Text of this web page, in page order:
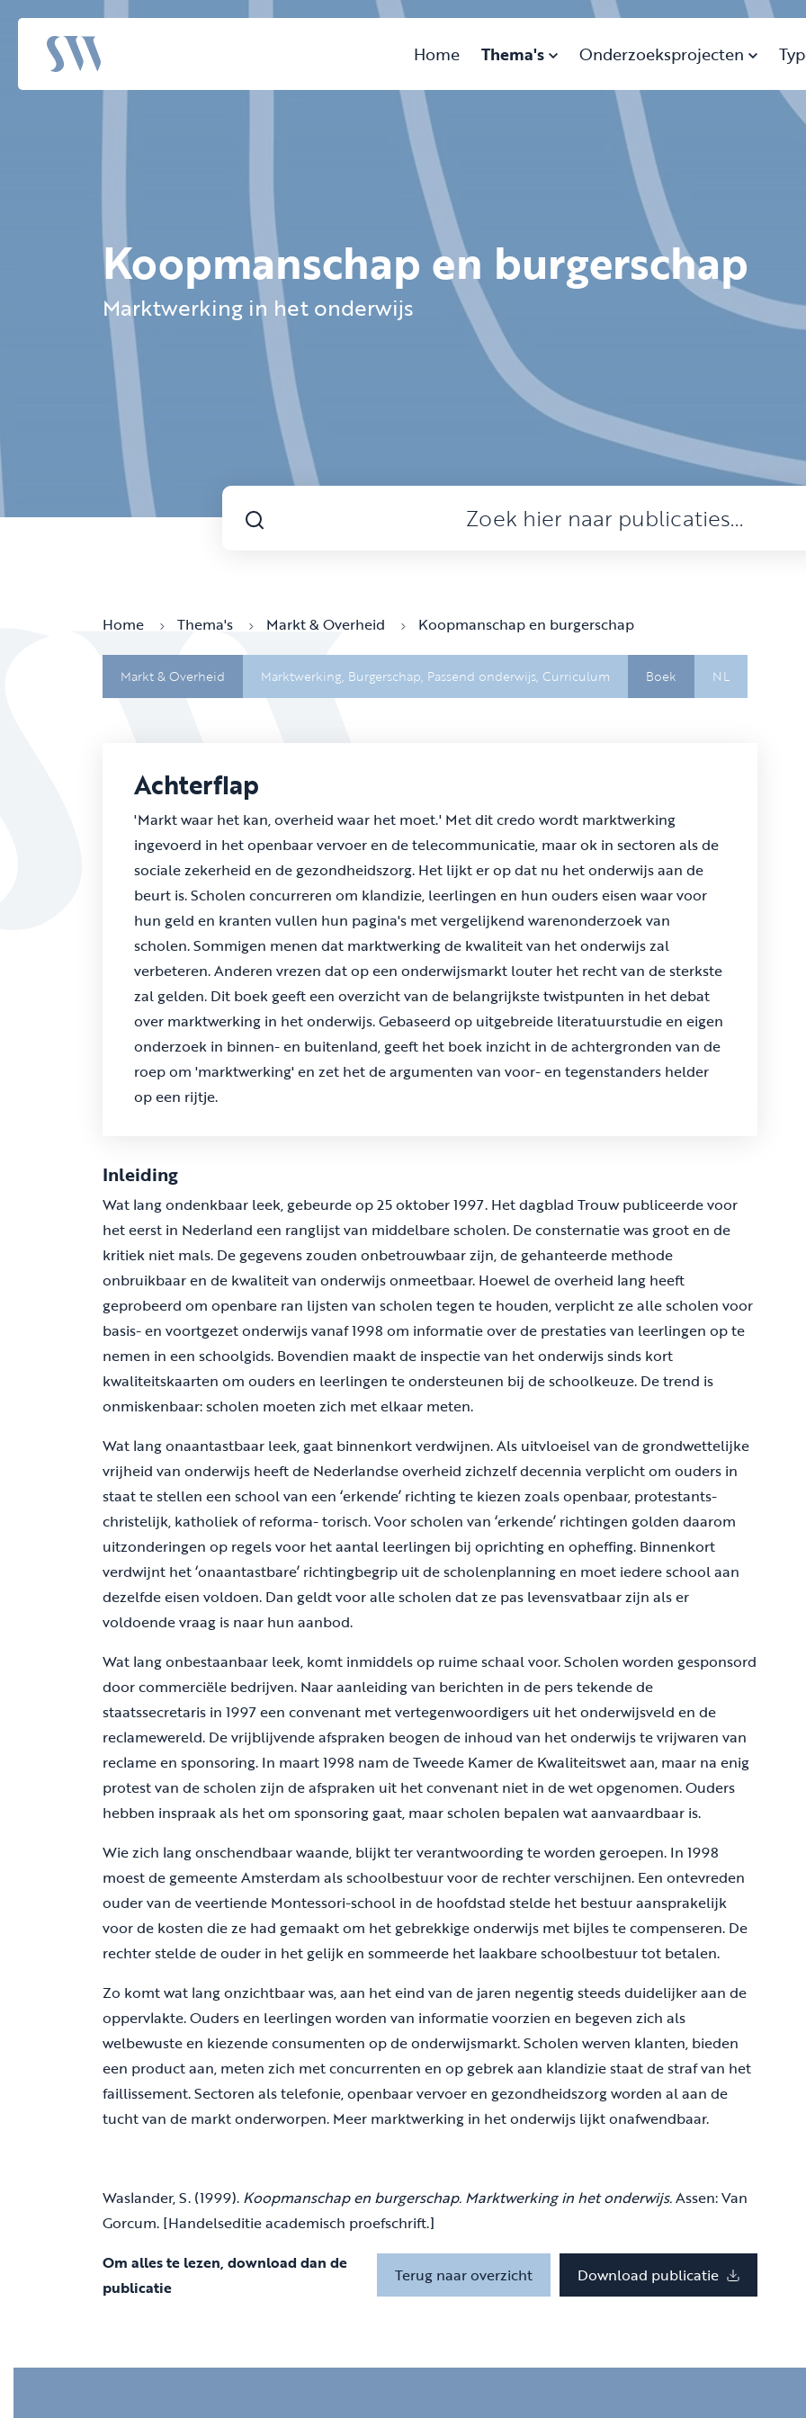
Home Thema's Onderzoeksprojecten
Koopmanschap en burgerschap
Marktwerking in het onderwijs
Home Thema's Markt & Overheid Koopmanschap en burgerschap
Markt & Overheid Marktwerking, Burgerschap, Passend onderwijs, Curriculum Boek NL
Achterflap
'Markt waar het kan, overheid waar het moet.' Met dit credo wordt marktwerking
ingevoerd in het openbaar vervoer en de telecommunicatie, maar ok in sectoren als de
sociale zekerheid en de gezondheidszorg. Het lijkt er op dat nu het onderwijs aan de
beurt is. Scholen concurreren om klandizie, leerlingen en hun ouders eisen waar voor
hun geld en kranten vullen hun pagina's met vergelijkend warenonderzoek van
scholen. Sommigen menen dat marktwerking de kwaliteit van het onderwijs zal
verbeteren. Anderen vrezen dat op een onderwijsmarkt louter het recht van de sterkste
zal gelden. Dit boek geeft een overzicht van de belangrijkste twistpunten in het debat
over marktwerking in het onderwijs. Gebaseerd op uitgebreide literatuurstudie en eigen
onderzoek in binnen- en buitenland, geeft het boek inzicht in de achtergronden van de
roep om 'marktwerking' en zet het de argumenten van voor- en tegenstanders helder
op een rijtje.
Inleiding
Wat lang ondenkbaar leek, gebeurde op 25 oktober 1997. Het dagblad Trouw publiceerde voor
het eerst in Nederland een ranglijst van middelbare scholen. De consternatie was groot en de
kritiek niet mals. De gegevens zouden onbetrouwbaar zijn, de gehanteerde methode
onbruikbaar en de kwaliteit van onderwijs onmeetbaar. Hoewel de overheid lang heeft
geprobeerd om openbare ran lijsten van scholen tegen te houden, verplicht ze alle scholen voor
basis- en voortgezet onderwijs vanaf 1998 om informatie over de prestaties van leerlingen op te
nemen in een schoolgids. Bovendien maakt de inspectie van het onderwijs sinds kort
kwaliteitskaarten om ouders en leerlingen te ondersteunen bij de schoolkeuze. De trend is
onmiskenbaar: scholen moeten zich met elkaar meten.
Wat lang onaantastbaar leek, gaat binnenkort verdwijnen. Als uitvloeisel van de grondwettelijke
vrijheid van onderwijs heeft de Nederlandse overheid zichzelf decennia verplicht om ouders in
staat te stellen een school van een ‘erkende’ richting te kiezen zoals openbaar, protestants-
christelijk, katholiek of reforma- torisch. Voor scholen van ‘erkende’ richtingen golden daarom
uitzonderingen op regels voor het aantal leerlingen bij oprichting en opheffing. Binnenkort
verdwijnt het ‘onaantastbare’ richtingbegrip uit de scholenplanning en moet iedere school aan
dezelfde eisen voldoen. Dan geldt voor alle scholen dat ze pas levensvatbaar zijn als er
voldoende vraag is naar hun aanbod.
Wat lang onbestaanbaar leek, komt inmiddels op ruime schaal voor. Scholen worden gesponsord
door commerciële bedrijven. Naar aanleiding van berichten in de pers tekende de
staatssecretaris in 1997 een convenant met vertegenwoordigers uit het onderwijsveld en de
reclamewereld. De vrijblijvende afspraken beogen de inhoud van het onderwijs te vrijwaren van
reclame en sponsoring. In maart 1998 nam de Tweede Kamer de Kwaliteitswet aan, maar na enig
protest van de scholen zijn de afspraken uit het convenant niet in de wet opgenomen. Ouders
hebben inspraak als het om sponsoring gaat, maar scholen bepalen wat aanvaardbaar is.
Wie zich lang onschendbaar waande, blijkt ter verantwoording te worden geroepen. In 1998
moest de gemeente Amsterdam als schoolbestuur voor de rechter verschijnen. Een ontevreden
ouder van de veertiende Montessori-school in de hoofdstad stelde het bestuur aansprakelijk
voor de kosten die ze had gemaakt om het gebrekkige onderwijs met bijles te compenseren. De
rechter stelde de ouder in het gelijk en sommeerde het laakbare schoolbestuur tot betalen.
Zo komt wat lang onzichtbaar was, aan het eind van de jaren negentig steeds duidelijker aan de
oppervlakte. Ouders en leerlingen worden van informatie voorzien en begeven zich als
welbewuste en kiezende consumenten op de onderwijsmarkt. Scholen werven klanten, bieden
een product aan, meten zich met concurrenten en op gebrek aan klandizie staat de straf van het
faillissement. Sectoren als telefonie, openbaar vervoer en gezondheidszorg worden al aan de
tucht van de markt onderworpen. Meer marktwerking in het onderwijs lijkt onafwendbaar.
Waslander, S. (1999). Koopmanschap en burgerschap. Marktwerking in het onderwijs.Assen: Van
Gorcum. [Handelseditie academisch proefschrift.]
Om alles te lezen, download dan de
publicatie
Terug naar overzicht Download publicatie